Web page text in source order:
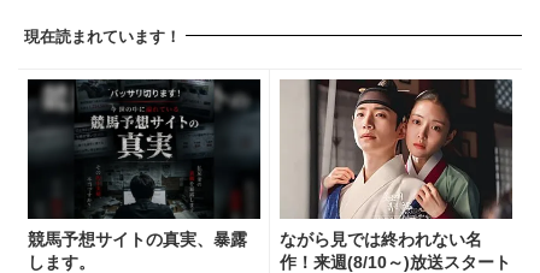
現在読まれています！
競馬予想サイトの真実、暴露
します。
ながら見では終われない名
作！来週(8/10～)放送スタート